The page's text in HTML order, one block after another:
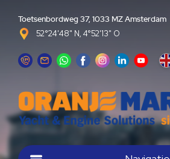
Toetsenbordweg 37, 1033 MZ Amsterdam
52°24'48" N, 4°52'13" O